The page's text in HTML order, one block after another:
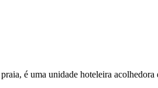
é uma unidade hoteleira